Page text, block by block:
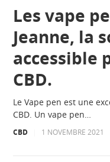
Les vape
Jeanne, la
accessible
CBD.
Le Vape pen est une
CBD. Un vape pen…
CBD 1 NOVEMBRE 2021